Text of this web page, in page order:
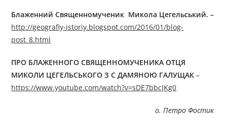
Блаженний Священномученик Микола Цегельський. –
http://geografiy-istoriy.blogspot.com/2016/01/blog-
post_8.html
ПРО БЛАЖЕННОГО СВЯЩЕННОМУЧЕНИКА ОТЦЯ
МИКОЛИ ЦЕГЕЛЬСЬКОГО З С ДАМЯНОЮ ГАЛУЩАК –
https://www.youtube.com/watch?v=sDE7bbcJKg0
о. Петро Фостик